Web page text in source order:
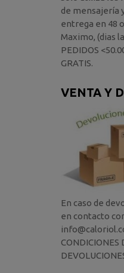
de mensajería
entrega en 48
Maximo, (dias
PEDIDOS
GRATIS.
VENTA Y
En caso de
en contacto
CONDICIONES